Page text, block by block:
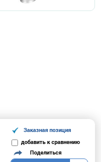
Заказная позиция
добавить к сравнению
Поделиться